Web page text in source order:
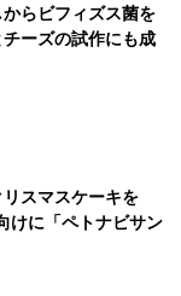
らビフィズス菌を
ーズの試作にも成
リスマスケーキを
けに「ペトナビサン